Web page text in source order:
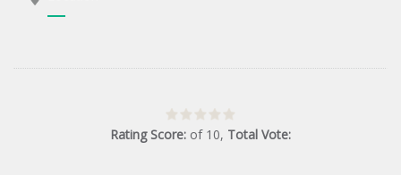
Rating Score: of 10, Total Vote: